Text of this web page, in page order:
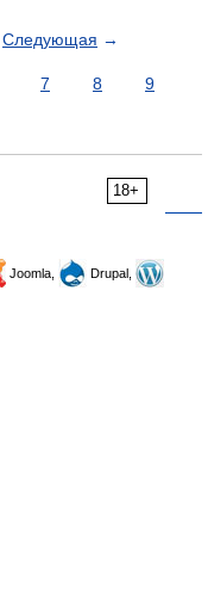
Следующая →
7 8
9
18+
Joomla,
Drupal,